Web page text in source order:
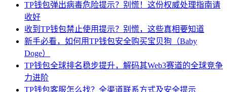
TP钱包弹出病毒危险提示？别慌！这份权威处理指南请
收好
收到TP钱包禁止使用提示？别慌，这些真相要知道
新手必看，如何用TP钱包安全购买宝贝狗（Baby
Doge）
TP钱包全球排名稳步提升，解码其Web3赛道的全球竞争
力进阶
TP钱包客服怎么找？全渠道联系方式及安全提示